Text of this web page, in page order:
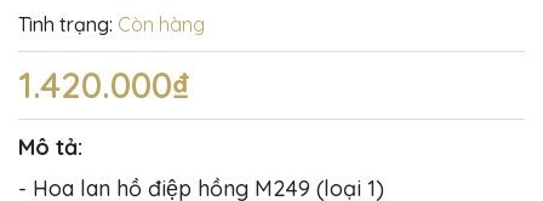
Tình trạng: Còn hàng
1.420.000₫
Mô tả:
- Hoa lan hồ điệp hồng M249 (loại 1)